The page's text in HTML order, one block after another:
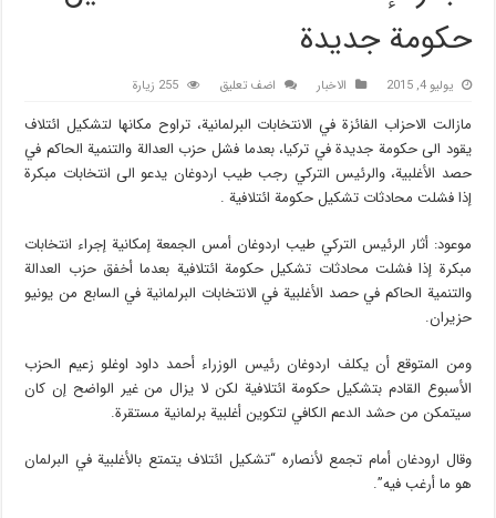
حكومة جديدة
يوليو 4, 2015 الاخبار اضف تعليق 255 زيارة
مازالت الاحزاب الفائزة في الانتخابات البرلمانية، تراوح مكانها لتشكيل ائتلاف
يقود الى حكومة جديدة في تركيا، بعدما فشل حزب العدالة والتنمية الحاكم في
حصد الأغلبية، والرئيس التركي رجب طيب اردوغان يدعو الى انتخابات مبكرة
إذا فشلت محادثات تشكيل حكومة ائتلافية .
موعود: أثار الرئيس التركي طيب اردوغان أمس الجمعة إمكانية إجراء انتخابات
مبكرة إذا فشلت محادثات تشكيل حكومة ائتلافية بعدما أخفق حزب العدالة
والتنمية الحاكم في حصد الأغلبية في الانتخابات البرلمانية في السابع من يونيو
حزيران.
ومن المتوقع أن يكلف اردوغان رئيس الوزراء أحمد داود اوغلو زعيم الحزب
الأسبوع القادم بتشكيل حكومة ائتلافية لكن لا يزال من غير الواضح إن كان
سيتمكن من حشد الدعم الكافي لتكوين أغلبية برلمانية مستقرة.
وقال ارودغان أمام تجمع لأنصاره “تشكيل ائتلاف يتمتع بالأغلبية في البرلمان
هو ما أرغب فيه”.